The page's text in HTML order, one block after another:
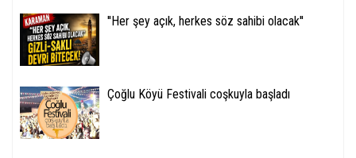
''Her şey açık, herkes söz sahibi olacak''
Çoğlu Köyü Festivali coşkuyla başladı